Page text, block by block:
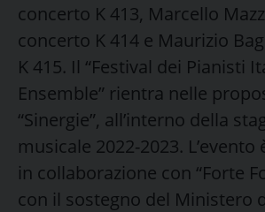
concerto K 413, Marcello
concerto K 414 e Maurizio
K 415. Il “Festival dei Pianisti
Ensemble” rientra nelle
“Sinergie”, all’interno della
musicale 2022-2023. L’evento
in collaborazione con “Forte
con il sostegno del Ministero